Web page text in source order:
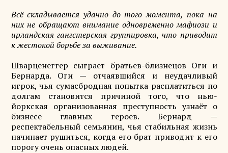
Всё складывается удачно до того момента, пока на
них не обращают внимание одновременно мафиози и
ирландская гангстерская группировка, что приводит
к жестокой борьбе за выживание.
Шварценеггер сыграет братьев-близнецов Оги и
Бернарда. Оги — отчаявшийся и неудачливый
игрок, чья сумасбродная попытка расплатиться по
долгам становится причиной того, что нью-
йоркская организованная преступность узнаёт о
бизнесе главных героев. Бернард —
респектабельный семьянин, чья стабильная жизнь
начинает рушиться, когда его брат приводит к его
порогу очень опасных людей.